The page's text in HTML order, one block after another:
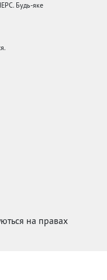
Будь-яке
на правах